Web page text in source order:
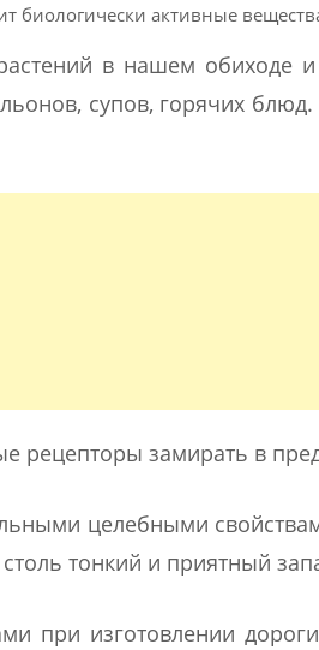
биологически активные
в нашем обиходе
супов, горячих
рецепторы замирать в
целебными
тонкий и приятный
при изготовлении